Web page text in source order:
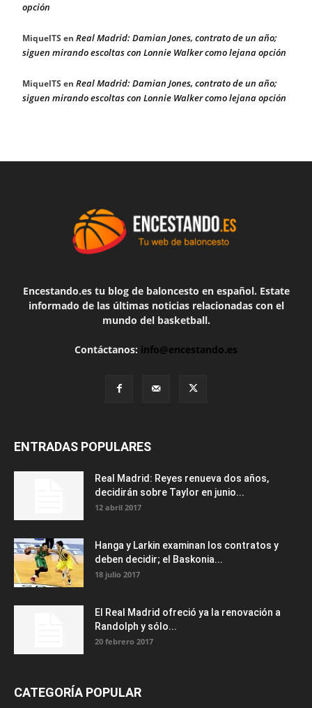
opción
MiquelTS en Real Madrid: Damian Jones, contrato de un año;
siguen mirando escoltas con Lonnie Walker como lejana opción
MiquelTS en Real Madrid: Damian Jones, contrato de un año;
siguen mirando escoltas con Lonnie Walker como lejana opción
Encestando.es tu blog de baloncesto en español. Estate
informado de las últimas noticias relacionadas con el
mundo del basketball.
Contáctanos: info@encestando.es
ENTRADAS POPULARES
Real Madrid: Reyes renueva dos años,
decidirán sobre Taylor en junio...
12 abril 2017
Hanga y Larkin examinan los contratos y
deben decidir; el Baskonia...
18 julio 2017
El Real Madrid ofreció ya la renovación a
Randolph y sólo...
20 febrero 2017
CATEGORÍA POPULAR